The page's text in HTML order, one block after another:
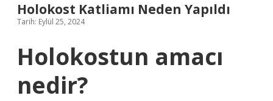
Holokost Katliamı Neden Yapıldı
Tarih: Eylül 25, 2024
Holokostun amacı
nedir?